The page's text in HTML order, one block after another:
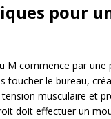
pour
commence par une
le bureau,
musculaire et
doit effectuer un